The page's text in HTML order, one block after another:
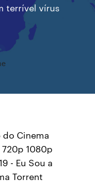
terrível vírus
do Cinema
1080p
- Eu Sou a
Torrent